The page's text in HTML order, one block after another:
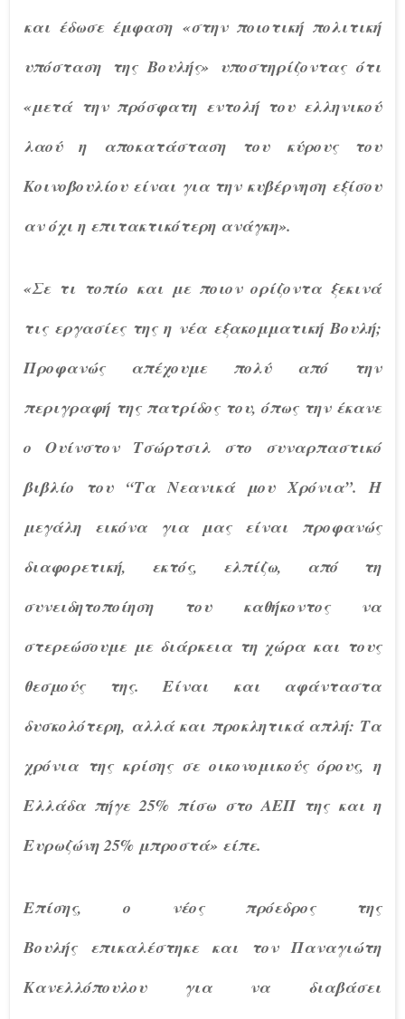
και έδωσε έμφαση «στην ποιοτική πολιτική
υπόσταση της Βουλής» υποστηρίζοντας ότι
«μετά την πρόσφατη εντολή του ελληνικού
λαού η αποκατάσταση του κύρους του
Κοινοβουλίου είναι για την κυβέρνηση εξίσου
αν όχι η επιτακτικότερη ανάγκη».
«Σε τι τοπίο και με ποιον ορίζοντα ξεκινά
τις εργασίες της η νέα εξακομματική Βουλή;
Προφανώς απέχουμε πολύ από την
περιγραφή της πατρίδος του, όπως την έκανε
ο Ουίνστον Τσώρτσιλ στο συναρπαστικό
βιβλίο του “Τα Νεανικά μου Χρόνια”. Η
μεγάλη εικόνα για μας είναι προφανώς
διαφορετική, εκτός, ελπίζω, από τη
συνειδητοποίηση του καθήκοντος να
στερεώσουμε με διάρκεια τη χώρα και τους
θεσμούς της. Είναι και αφάνταστα
δυσκολότερη, αλλά και προκλητικά απλή: Τα
χρόνια της κρίσης σε οικονομικούς όρους, η
Ελλάδα πήγε 25% πίσω στο ΑΕΠ της και η
Ευρωζώνη 25% μπροστά» είπε.
Επίσης, ο νέος πρόεδρος της
Βουλής επικαλέστηκε και τον Παναγιώτη
Κανελλόπουλου για να διαβάσει